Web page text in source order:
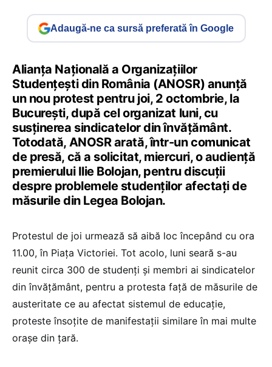
Adaugă-ne ca sursă preferată în Google
Alianța Națională a Organizațiilor
Studențești din România (ANOSR) anunță
un nou protest pentru joi, 2 octombrie, la
București, după cel organizat luni, cu
susținerea sindicatelor din învățământ.
Totodată, ANOSR arată, într-un comunicat
de presă, că a solicitat, miercuri, o audiență
premierului Ilie Bolojan, pentru discuții
despre problemele studenților afectați de
măsurile din Legea Bolojan.
Protestul de joi urmează să aibă loc începând cu ora
11.00, în Piața Victoriei. Tot acolo, luni seară s-au
reunit circa 300 de studenți și membri ai sindicatelor
din învățământ, pentru a protesta față de măsurile de
austeritate ce au afectat sistemul de educație,
proteste însoțite de manifestații similare în mai multe
orașe din țară.